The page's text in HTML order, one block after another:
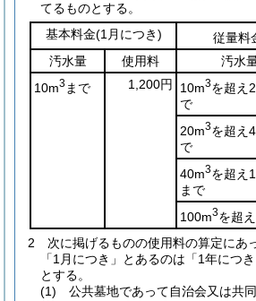
てるものとする。
基本料金(1月につき) 従量料
汚水量
使用料 汚水
10m3 まで 1,200円 10m3を超え
で
20m3を超え
で
40m3を超え
まで
100m3を超
2 次に掲げるものの使用料の算定にあ
「1月につき」とあるのは「1年につ
とする。
(1)
公共墓地であって自治会又は共